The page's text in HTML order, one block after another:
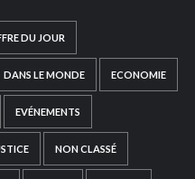
DU JOUR
DANS LE MONDE ECONOMIE
EVÉNEMENTS
NON CLASSÉ